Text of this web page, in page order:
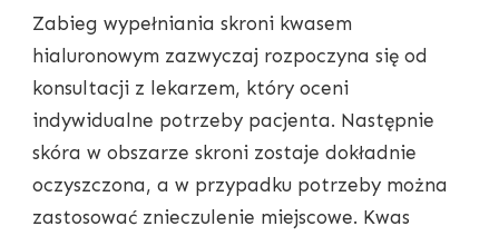
Zabieg wypełniania skroni kwasem
hialuronowym zazwyczaj rozpoczyna się od
konsultacji z lekarzem, który oceni
indywidualne potrzeby pacjenta. Następnie
skóra w obszarze skroni zostaje dokładnie
oczyszczona, a w przypadku potrzeby można
zastosować znieczulenie miejscowe. Kwas